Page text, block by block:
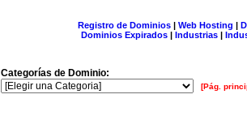
Registro de Dominios| Web Hosting |
Dominios Expirados | Industrias |
Categorías de Dominio:
[Pág.